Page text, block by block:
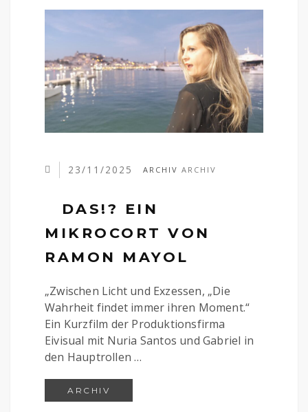
23/11/2025 ARCHIVARCHIV
DAS!? EIN
MIKROCORT VON
RAMON MAYOL
„Zwischen Licht und Exzessen, „Die
Wahrheit findet immer ihren Moment.“
Ein Kurzfilm der Produktionsfirma
Eivisual mit Nuria Santos und Gabriel in
den Hauptrollen …
ARCHIV